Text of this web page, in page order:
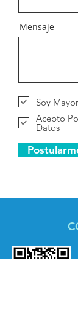
Mensaje
Soy
Acepto
Datos